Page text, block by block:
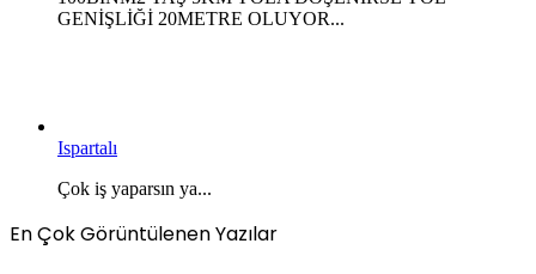
GENİŞLİĞİ 20METRE OLUYOR...
Ispartalı
Çok iş yaparsın ya...
En Çok Görüntülenen Yazılar